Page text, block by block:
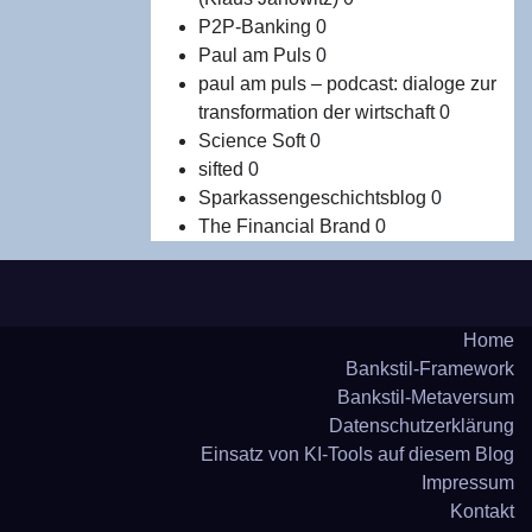
P2P-Banking 0
Paul am Puls 0
paul am puls – podcast: dialoge zur
transformation der wirtschaft0
Science Soft0
sifted 0
Sparkassengeschichtsblog 0
The Financial Brand 0
Home
Bank­stil-Frame­work
Bank­stil-Meta­ver­sum
Daten­schutz­er­klä­rung
Ein­satz von KI-Tools auf die­sem Blog
Impres­sum
Kon­takt